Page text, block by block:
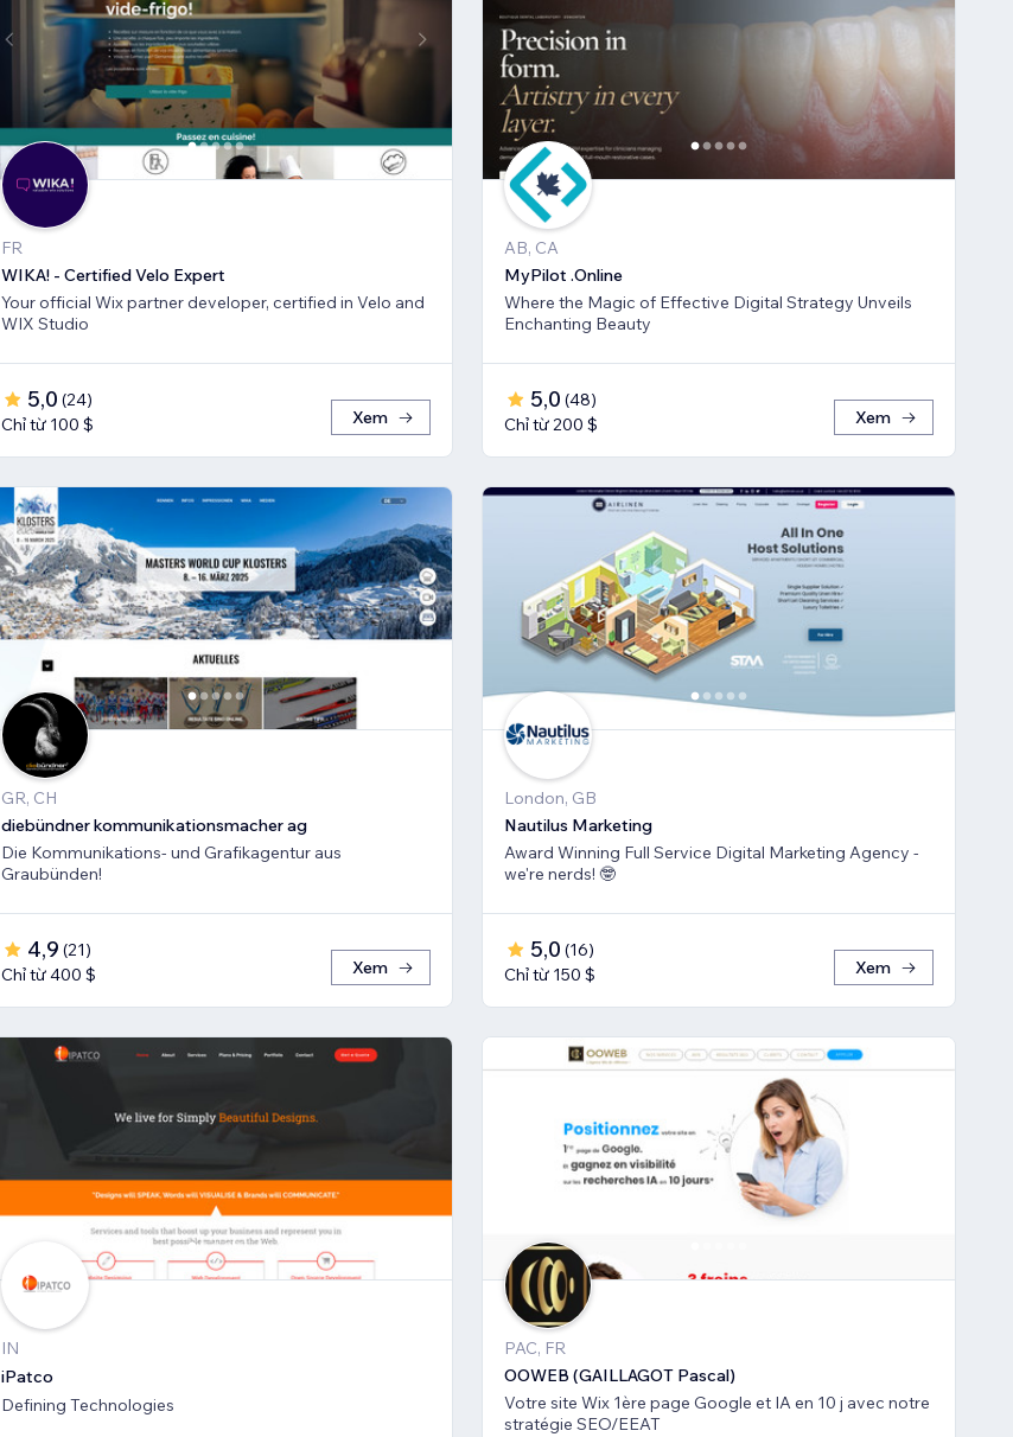
FR
WIKA! - Certified Velo Expert
Your official Wix partner developer, certified in Velo and
WIX Studio
5,0 (24)
Chỉ từ 100 $
Xem
AB, CA
MyPilot .Online
Where the Magic of Effective Digital Strategy Unveils
Enchanting Beauty
5,0 (48)
Chỉ từ 200 $
Xem
GR, CH
diebündner kommunikationsmacher ag
Die Kommunikations- und Grafikagentur aus
Graubünden!
4,9 (21)
Chỉ từ 400 $
Xem
London, GB
Nautilus Marketing
Award Winning Full Service Digital Marketing Agency -
we're nerds! 🤓
5,0 (16)
Chỉ từ 150 $
Xem
IN
iPatco
Defining Technologies
PAC, FR
OOWEB (GAILLAGOT Pascal)
Votre site Wix 1ère page Google et IA en 10 j avec notre
stratégie SEO/EEAT